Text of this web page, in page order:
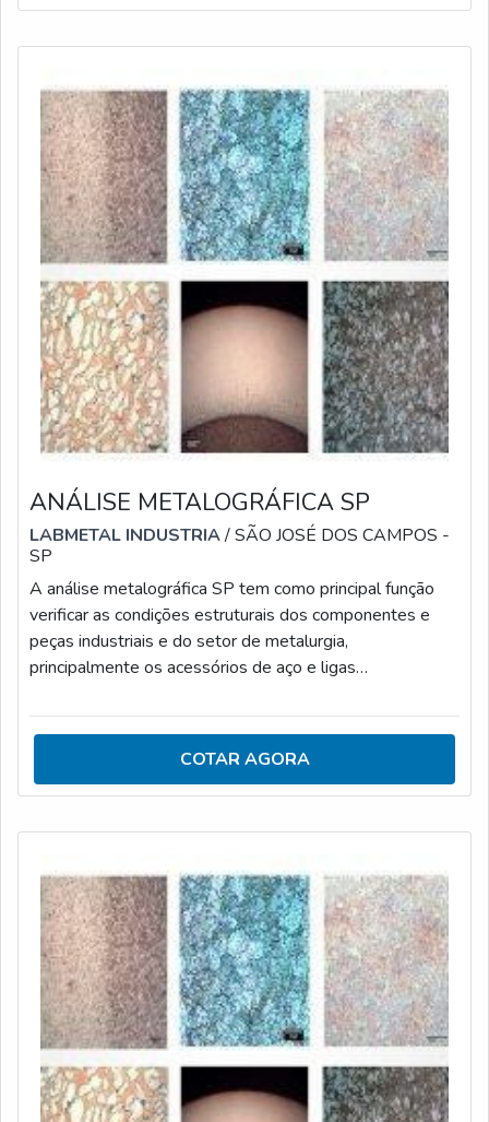
DO LABORATÓRIO METALOGRÁFICA DE
ANÁLISE METALOGRÁFICA SP
LABMETAL INDUSTRIA/ SÃO JOSÉ DOS CAMPOS -
SP
A análise metalográfica SP tem como principal função
verificar as condições estruturais dos componentes e
peças industriais e do setor de metalurgia,
principalmente os acessórios de aço e ligas
METALOGRAFIA DE MATERIAISEntre as principais
destacam-se: Avaliação do tratamento térmico dos
materiais; Análise de defeitos das peças e possibilidade
COTAR AGORA